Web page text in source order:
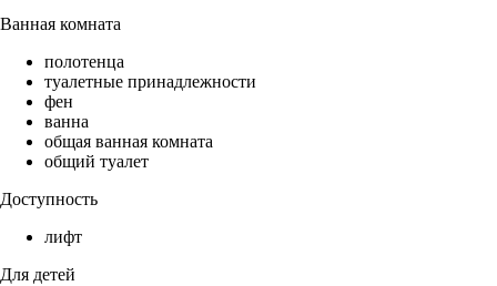
Ванная комната
полотенца
туалетные принадлежности
фен
ванна
общая ванная комната
общий туалет
Доступность
лифт
Для детей